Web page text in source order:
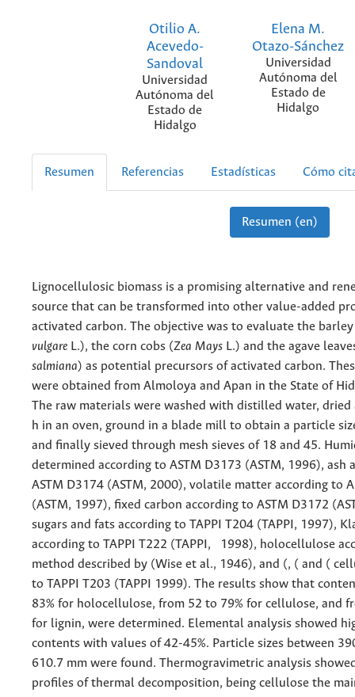
Otilio A.
Acevedo-
Sandoval
Universidad
Autónoma del
Estado de
Hidalgo
Elena M.
Otazo-Sánchez
Universidad
Autónoma del
Estado de
Hidalgo
Resumen Referencias Estadísticas Cómo
Resumen (en)
Lignocellulosic biomass is a promising alternative and
source that can be transformed into other value-added
activated carbon. The objective was to evaluate the
vulgare L.), the corn cobs (Zea Mays L.) and the agave
salmiana) as potential precursors of activated carbon.
were obtained from Almoloya and Apan in the State of
The raw materials were washed with distilled water, dried
h in an oven, ground in a blade mill to obtain a particle
and finally sieved through mesh sieves of 18 and 45.
determined according to ASTM D3173 (ASTM, 1996), ash
ASTM D3174 (ASTM, 2000), volatile matter according to
(ASTM, 1997), fixed carbon according to ASTM D3172
sugars and fats according to TAPPI T204 (TAPPI, 1997),
according to TAPPI T222 (TAPPI, 1998), holocellulose
method described by (Wise et al., 1946), and (, ( and (
to TAPPI T203 (TAPPI 1999). The results show that
83% for holocellulose, from 52 to 79% for cellulose, and
for lignin, were determined. Elemental analysis showed
contents with values of 42-45%. Particle sizes between
610.7 mm were found. Thermogravimetric analysis
profiles of thermal decomposition, being cellulose the